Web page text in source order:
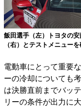
飯田選手（左）トヨタの安
（右）とテストメニュー
電動車にとって重要
ーの冷却についても
は決勝直前までバッ
リーの条件が出力に